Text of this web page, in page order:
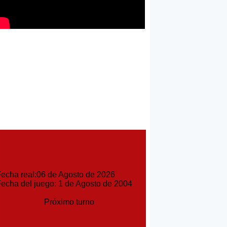
real:06 de Agosto de 2026
del juego: 1 de Agosto de 2004
Próximo turno